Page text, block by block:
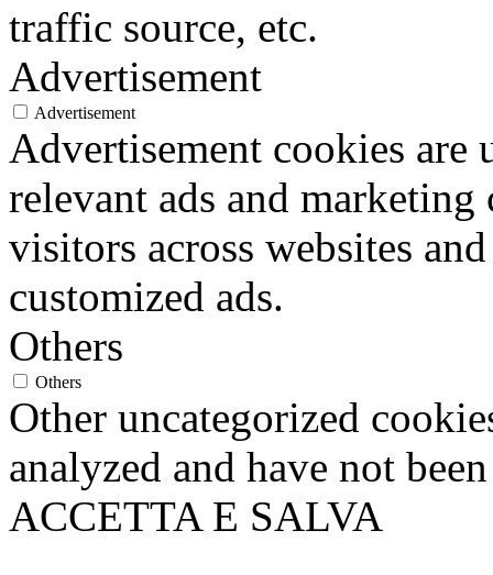
traffic source, etc.
Advertisement
Advertisement
Advertisement cookies
relevant ads and marketing
visitors across websites
customized ads.
Others
Others
Other uncategorized
analyzed and have not
ACCETTA E SALVA